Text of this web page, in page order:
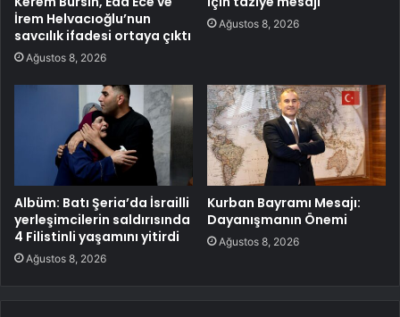
İrem Helvacıoğlu’nun
savcılık ifadesi ortaya çıktı
Ağustos 8, 2026
Ağustos 8, 2026
Albüm: Batı Şeria’da İsrailli
yerleşimcilerin saldırısında
4 Filistinli yaşamını yitirdi
Ağustos 8, 2026
Kurban Bayramı Mesajı:
Dayanışmanın Önemi
Ağustos 8, 2026